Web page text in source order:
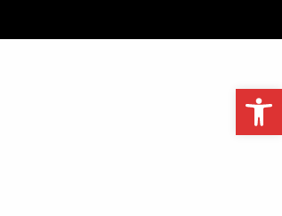
Ανοίξτε τη γραμμή εργαλείων